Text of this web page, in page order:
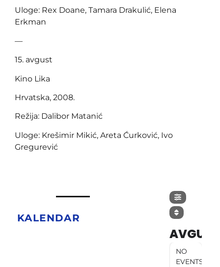
Uloge: Rex Doane, Tamara Drakulić, Elena
Erkman
—
15. avgust
Kino Lika
Hrvatska, 2008.
Režija: Dalibor Matanić
Uloge: Krešimir Mikić, Areta Ćurković, Ivo
Gregurević
KALENDAR
AVGUST
NO
EVENTS